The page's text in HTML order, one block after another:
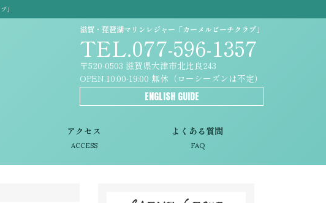
」
アクセス
ACCESS
よくある質問
FAQ
滋賀・琵琶湖マリンレジャー「カーメルビーチクラブ」
TEL.077-596-1357
〒520-0503 滋賀県大津市北比良243
OPEN.10:00-19:00 無休（ローシーズンは不定）
ENGLISH GUIDE